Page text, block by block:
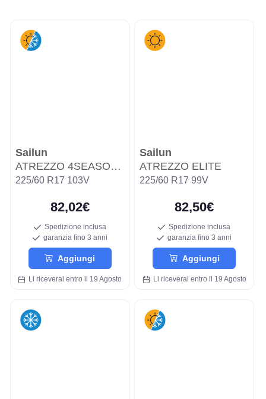
Sailun
ATREZZO 4SEASONS PRO
225/60 R17 103V
82,02€
Spedizione inclusa
garanzia fino 3 anni
Aggiungi
Li riceverai entro il 19 Agosto
Sailun
ATREZZO ELITE
225/60 R17 99V
82,50€
Spedizione inclusa
garanzia fino 3 anni
Aggiungi
Li riceverai entro il 19 Agosto